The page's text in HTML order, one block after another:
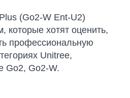
(Go2-W Ent-U2)
которые хотят оценить,
профессиональную
Unitree,
Go2, Go2-W.